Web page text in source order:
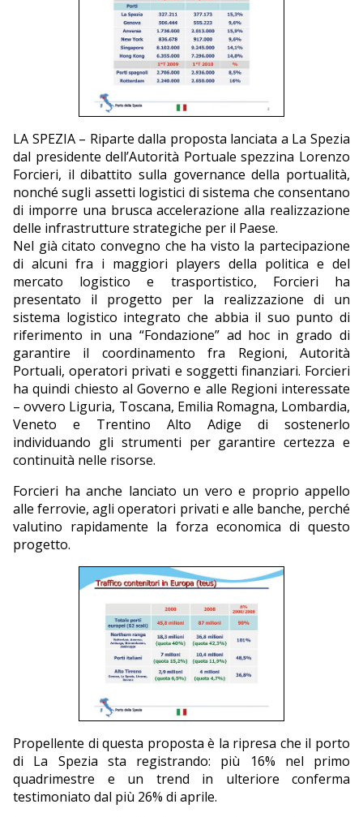
LA SPEZIA – Riparte dalla proposta lanciata a La Spezia
dal presidente dell’Autorità Portuale spezzina Lorenzo
Forcieri, il dibattito sulla governance della portualità,
nonché sugli assetti logistici di sistema che consentano
di imporre una brusca accelerazione alla realizzazione
delle infrastrutture strategiche per il Paese.
Nel già citato convegno che ha visto la partecipazione
di alcuni fra i maggiori players della politica e del
mercato logistico e trasportistico, Forcieri ha
presentato il progetto per la realizzazione di un
sistema logistico integrato che abbia il suo punto di
riferimento in una “Fondazione” ad hoc in grado di
garantire il coordinamento fra Regioni, Autorità
Portuali, operatori privati e soggetti finanziari. Forcieri
ha quindi chiesto al Governo e alle Regioni interessate
– ovvero Liguria, Toscana, Emilia Romagna, Lombardia,
Veneto e Trentino Alto Adige di sostenerlo
individuando gli strumenti per garantire certezza e
continuità nelle risorse.
Forcieri ha anche lanciato un vero e proprio appello
alle ferrovie, agli operatori privati e alle banche, perché
valutino rapidamente la forza economica di questo
progetto.
Propellente di questa proposta è la ripresa che il porto
di La Spezia sta registrando: più 16% nel primo
quadrimestre e un trend in ulteriore conferma
testimoniato dal più 26% di aprile.